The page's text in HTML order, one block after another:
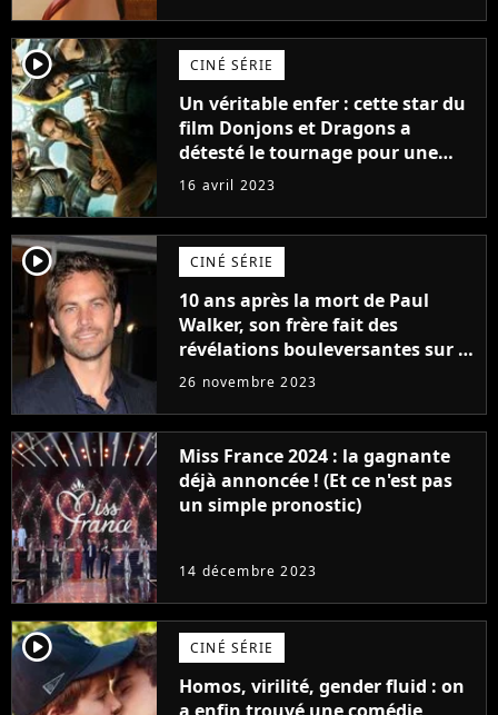
player2 CINÉ SÉRIE
Un véritable enfer : cette star du
film Donjons et Dragons a
détesté le tournage pour une
raison très spéciale
16 avril 2023
player2 CINÉ SÉRIE
10 ans après la mort de Paul
Walker, son frère fait des
révélations bouleversantes sur la
réaction des acteurs de Fast and
26 novembre 2023
Miss France 2024 : la gagnante
déjà annoncée ! (Et ce n'est pas
un simple pronostic)
14 décembre 2023
player2 CINÉ SÉRIE
Homos, virilité, gender fluid : on